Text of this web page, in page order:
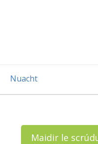
Nuacht
Maidir le